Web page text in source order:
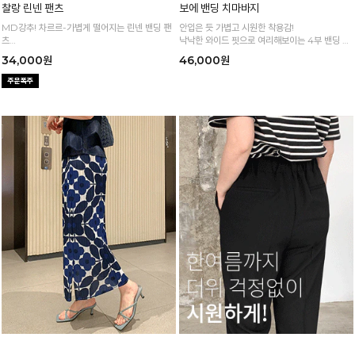
찰랑 린넨 팬츠
MD강추! 차르르-가볍게 떨어지는 린넨 밴딩 팬
츠
시원하면서 구김없고 신축성까지 GOOD
34,000원
보에 밴딩 치마바지
안입은 듯 가볍고 시원한 착용감!
낙낙한 와이드 핏으로 여리해보이는 4부 밴딩 치
46,000원